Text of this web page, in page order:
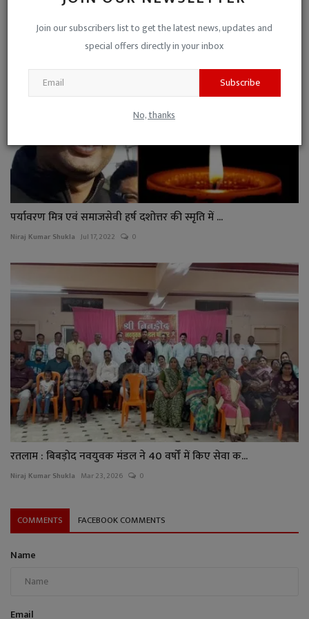
Join our subscribers list to get the latest news, updates and
special offers directly in your inbox
Subscribe
No, thanks
Niraj Kumar Shukla Nov 5, 2023
पर्यावरण मित्र एवं समाजसेवी हर्ष दशोत्तर की स्मृति में ...
Niraj Kumar Shukla Jul 17, 2022 0
रतलाम : बिबड़ोद नवयुवक मंडल ने 40 वर्षों में किए सेवा क...
Niraj Kumar Shukla Mar 23, 2026 0
COMMENTS FACEBOOK COMMENTS
Name
Email